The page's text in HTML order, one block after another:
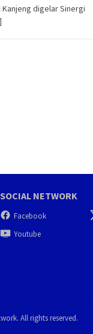
Kanjeng digelar Sinergi
SOCIAL NETWORK
Facebook
Youtube
All rights reserved.